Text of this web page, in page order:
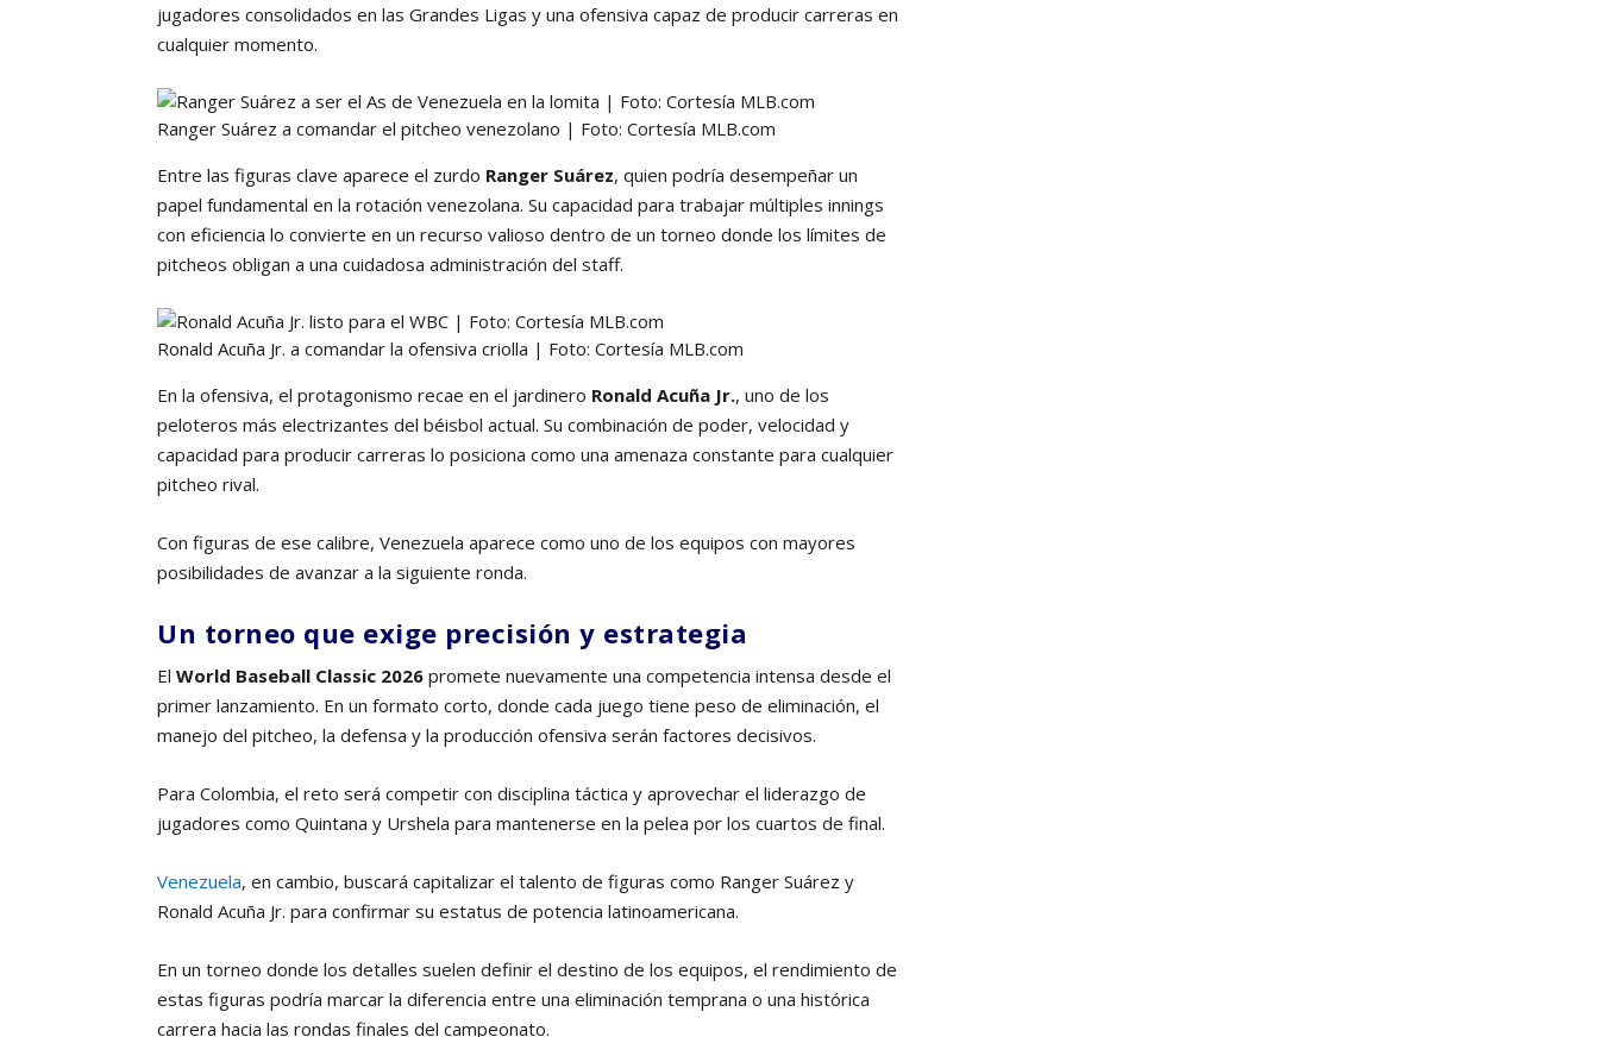
jugadores consolidados en las Grandes Ligas y una ofensiva capaz de producir carreras en
cualquier momento.
Ranger Suárez a comandar el pitcheo venezolano | Foto: Cortesía MLB.com
Entre las figuras clave aparece el zurdo Ranger Suárez, quien podría desempeñar un
papel fundamental en la rotación venezolana. Su capacidad para trabajar múltiples innings
con eficiencia lo convierte en un recurso valioso dentro de un torneo donde los límites de
pitcheos obligan a una cuidadosa administración del staff.
Ronald Acuña Jr. a comandar la ofensiva criolla | Foto: Cortesía MLB.com
En la ofensiva, el protagonismo recae en el jardinero Ronald Acuña Jr., uno de los
peloteros más electrizantes del béisbol actual. Su combinación de poder, velocidad y
capacidad para producir carreras lo posiciona como una amenaza constante para cualquier
pitcheo rival.
Con figuras de ese calibre, Venezuela aparece como uno de los equipos con mayores
posibilidades de avanzar a la siguiente ronda.
Un torneo que exige precisión y estrategia
El World Baseball Classic 2026 promete nuevamente una competencia intensa desde el
primer lanzamiento. En un formato corto, donde cada juego tiene peso de eliminación, el
manejo del pitcheo, la defensa y la producción ofensiva serán factores decisivos.
Para Colombia, el reto será competir con disciplina táctica y aprovechar el liderazgo de
jugadores como Quintana y Urshela para mantenerse en la pelea por los cuartos de final.
Venezuela, en cambio, buscará capitalizar el talento de figuras como Ranger Suárez y
Ronald Acuña Jr. para confirmar su estatus de potencia latinoamericana.
En un torneo donde los detalles suelen definir el destino de los equipos, el rendimiento de
estas figuras podría marcar la diferencia entre una eliminación temprana o una histórica
carrera hacia las rondas finales del campeonato.